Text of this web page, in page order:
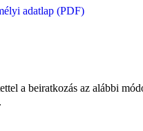
adatlap (PDF)
a beiratkozás az alábbi